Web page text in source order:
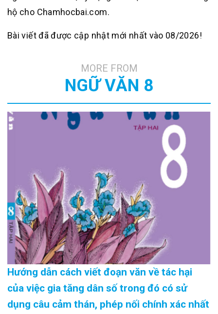
hộ cho Chamhocbai.com.
Bài viết đã được cập nhật mới nhất vào 08/2026!
MORE FROM
NGỮ VĂN 8
Hướng dẫn cách viết đoạn văn về tác hại
của việc gia tăng dân số trong đó có sử
dụng câu cảm thán, phép nối chính xác nhất